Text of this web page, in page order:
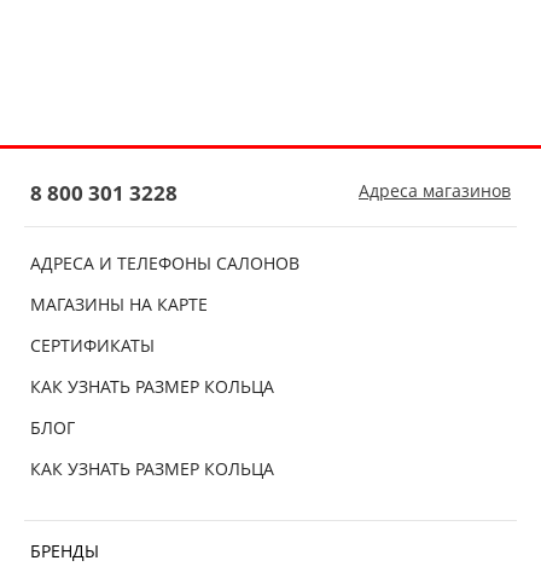
АДРЕСА И ТЕЛЕФОНЫ САЛОНОВ
МАГАЗИНЫ НА КАРТЕ
СЕРТИФИКАТЫ
КАК УЗНАТЬ РАЗМЕР КОЛЬЦА
БЛОГ
КАК УЗНАТЬ РАЗМЕР КОЛЬЦА
БРЕНДЫ
8 800 301 3228 Адреса магазинов